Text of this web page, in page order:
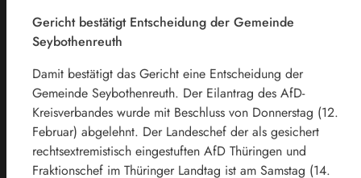
Gericht bestätigt Entscheidung der Gemeinde
Seybothenreuth
Damit bestätigt das Gericht eine Entscheidung der
Gemeinde Seybothenreuth. Der Eilantrag des AfD-
Kreisverbandes wurde mit Beschluss von Donnerstag (12.
Februar) abgelehnt. Der Landeschef der als gesichert
rechtsextremistisch eingestuften AfD Thüringen und
Fraktionschef im Thüringer Landtag ist am Samstag (14.